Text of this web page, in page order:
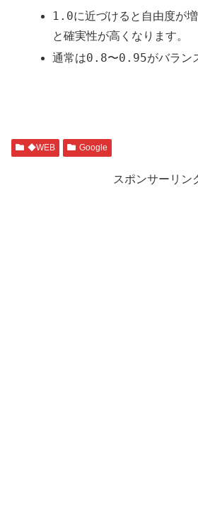
1.0に近づけると自由度が増
と確実性が高くなります。
通常は0.8〜0.95がバラン
◆WEB Google
スポンサーリン